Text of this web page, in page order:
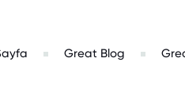
Great Blog